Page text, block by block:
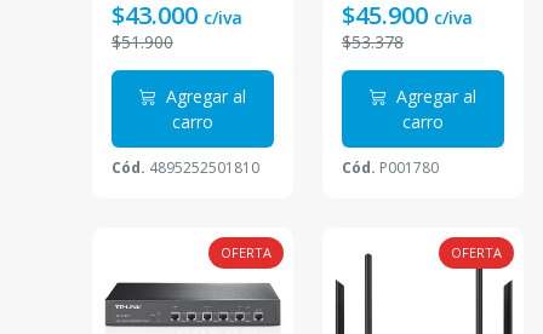
$43.000 c/iva
$51.900
Agregar al
carro
Cód. 4895252501810
puerto Gigabits
WAN, 4 puertos
Gigabits LAN
$45.900 c/iva
$53.378
Agregar al
carro
Cód. P001780
OFERTA OFERTA